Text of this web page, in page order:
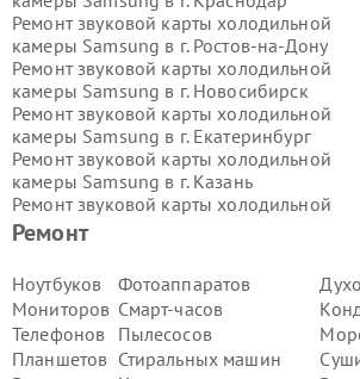
Ремонт
Ноутбуков
Мониторов
Телефонов
Планшетов
Фотоаппаратов
Смарт-часов
Пылесосов
Стиральных машин
Ремонт звуковой карты холодильной
камеры Samsung в г. Ростов-на-Дону
Ремонт звуковой карты холодильной
камеры Samsung в г. Новосибирск
Ремонт звуковой карты холодильной
камеры Samsung в г. Екатеринбург
Ремонт звуковой карты холодильной
камеры Samsung в г. Казань
Ремонт звуковой карты холодильной
камеры Samsung в г.
Ремонт звуковой карты холодильной
камеры Samsung в г.
Ремонт звуковой карты холодильной
камеры Samsung в г.Самара
Ремонт звуковой карты холодильной
камеры Samsung в г.Пермь